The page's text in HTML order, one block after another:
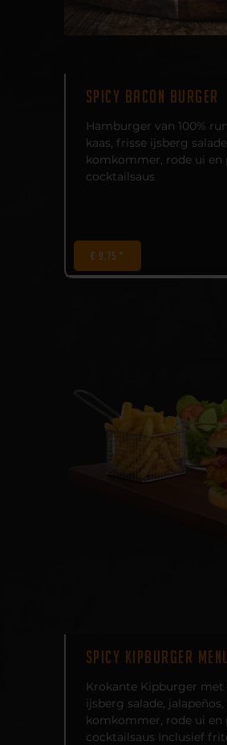
SPICY BACON BURGER
Hamburger van 100%
kaas, frisse ijsberg
komkommer, rode ui en
cocktailsaus
€ 9,75 *
SPICY KIPBURGER
Krokante Kipburger met
ijsberg salade,
komkommer, rode ui en
cocktailsaus Inclusief